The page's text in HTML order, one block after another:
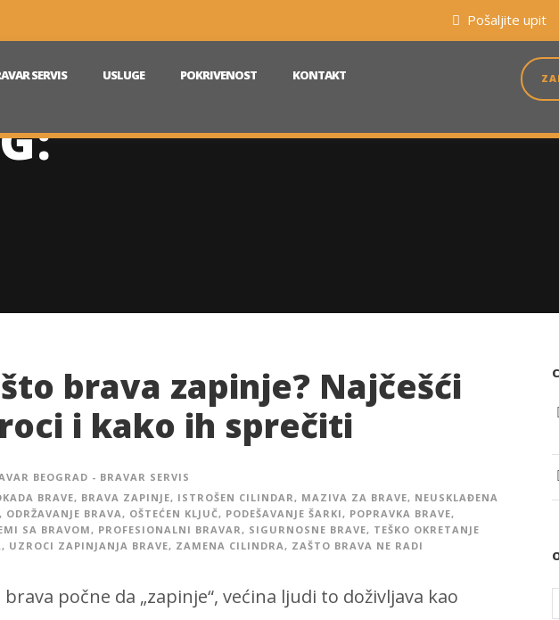
Pošaljite upit
SERVIS USLUGE POKRIVENOST KONTAKT
brava zapinje? Najčešći
i kako ih sprečiti
BEOGRAD - BRAVAR SERVIS
BRAVE, BRAVA ZAPINJE, ISTROŠEN CILINDAR, MAZIVA ZA BRAVE, NEUSKLAĐENA
, ODRŽAVANJE BRAVA, OŠTEĆEN KLJUČ, PODEŠAVANJE ŠARKI, POPRAVKA BRAVE,
SA BRAVOM, PROFESIONALNI BRAVAR, SIGURNOSNE BRAVE, TEŠKO OKRETANJE
, UZROCI ZAPINJANJA BRAVE, ZAMENA CILINDRA, ZAŠTO BRAVA NE RADI
brava počne da „zapinje“, većina ljudi to doživljava kao